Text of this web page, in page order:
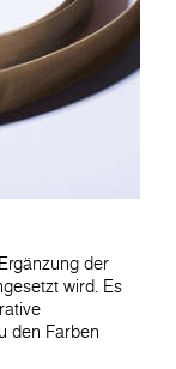
der
wird. Es
den Farben